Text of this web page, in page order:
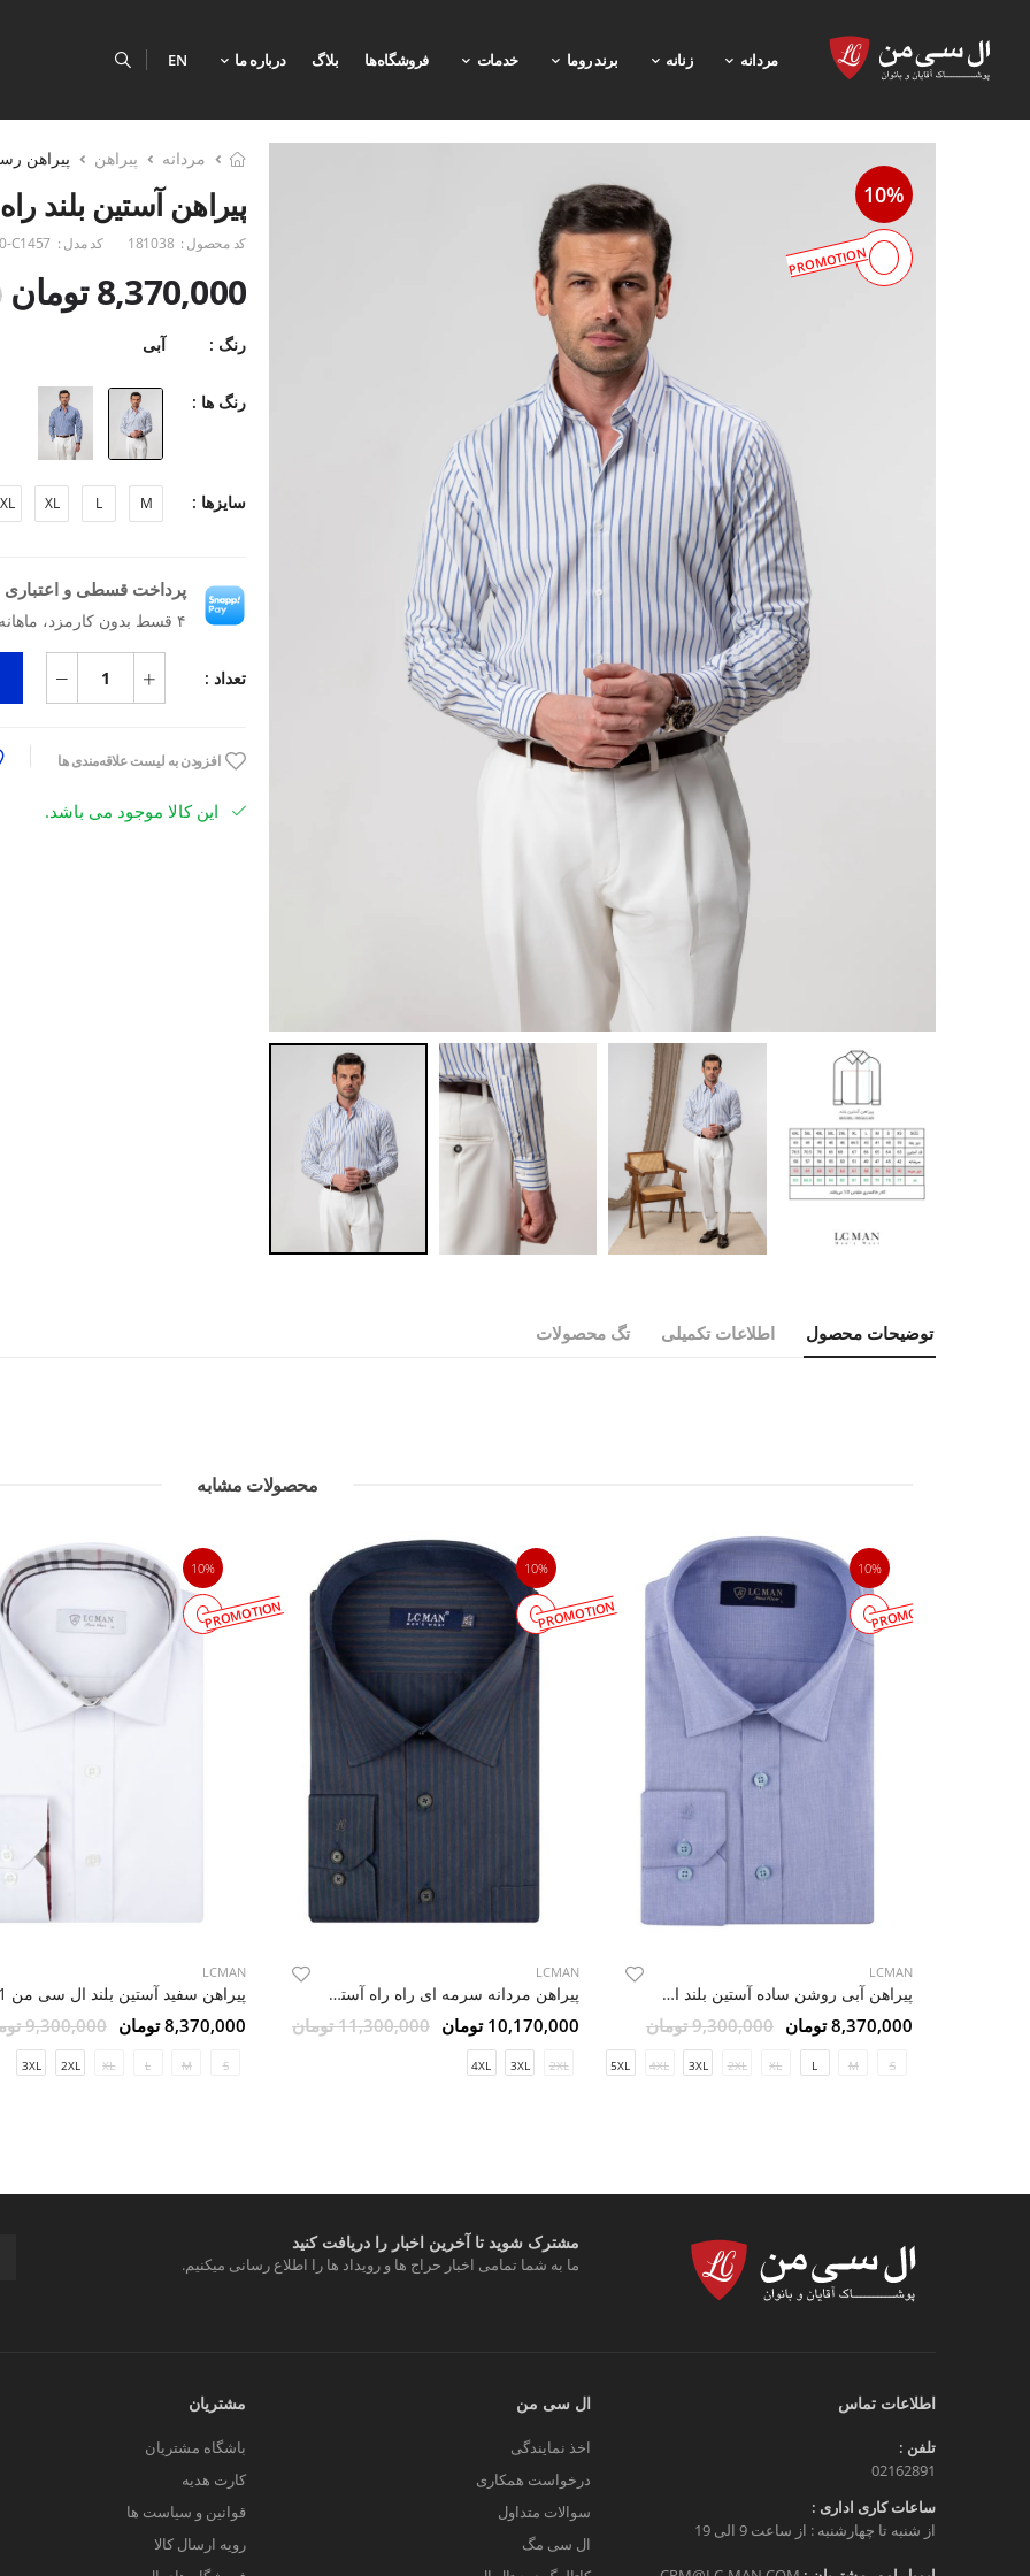
مردانه زنانه برند روما خدمات فروشگاه‌ها بلاگ درباره ما EN
10%
PROMOTION
مردانه پیراهن پیراهن
پیراهن آستین بلند راه
کد محصول : 181038 کد مدل : C1457
8,370,000 تومان
رنگ : آبی
رنگ ها :
سایزها : M
L
XL
پرداخت قسطی و اعتباری
۴ قسط بدون کارمزد، ماهانه ۲٬۰۹۲٬۵۰۰ تومان
تعداد :
افزودن به لیست علاقه‌مندی ها
این کالا موجود می باشد.
توضیحات محصول اطلاعات تکمیلی تگ محصولات
محصولات مشابه
10%
PROMOTION
LCMAN
پیراهن آبی روشن ساده آستین بلند ال سی من 6
8,370,000 تومان 9,300,000 تومان
S
M
L
XL
2XL
3XL
4XL
5XL
10%
PROMOTION
LCMAN
پیراهن مردانه سرمه ای راه راه آستین بلند ال سی من 4
10,170,000 تومان 11,300,000 تومان
2XL
3XL
4XL
10%
PROMOTION
LCMAN
پیراهن سفید آستین بلند ال سی من 1
8,370,000 تومان 9,300,000 تومان
S
M
L
XL
2XL
3XL
مشترک شوید تا آخرین اخبار را دریافت کنید
ما به شما تمامی اخبار حراج ها و رویداد ها را اطلاع رسانی میکنیم.
اطلاعات تماس
تلفن :
02162891
ساعات کاری اداری :
از شنبه تا چهارشنبه : از ساعت 9 الی 19
ال سی من
اخذ نمایندگی
درخواست همکاری
سوالات متداول
ال سی مگ
مشتریان
باشگاه مشتریان
کارت هدیه
قوانین و سیاست ها
رویه ارسال کالا